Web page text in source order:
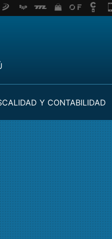
Y CONTABILIDAD